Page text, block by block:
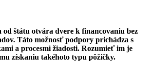
od štátu otvára dvere k financovaniu bez
Táto možnosť podpory prichádza s
a procesmi žiadosti. Rozumieť im je
získaniu takéhoto typu pôžičky.